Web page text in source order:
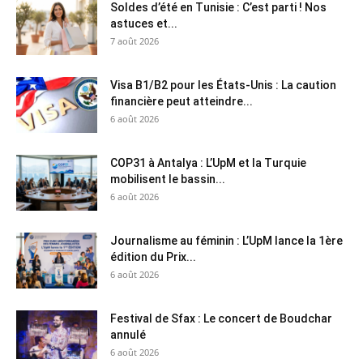
Soldes d’été en Tunisie : C’est parti ! Nos
astuces et...
7 août 2026
Visa B1/B2 pour les États-Unis : La caution
financière peut atteindre...
6 août 2026
COP31 à Antalya : L’UpM et la Turquie
mobilisent le bassin...
6 août 2026
Journalisme au féminin : L’UpM lance la 1ère
édition du Prix...
6 août 2026
Festival de Sfax : Le concert de Boudchar
annulé
6 août 2026